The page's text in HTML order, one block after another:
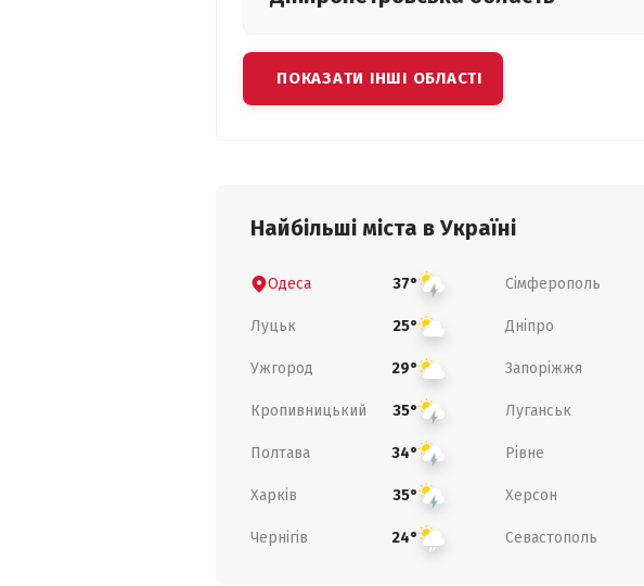
ПОКАЗАТИ ІНШІ ОБЛАСТІ
Найбільші міста в Україні
Одеса 37° Сімферополь
Луцьк 25° Дніпро
Ужгород 29° Запоріжжя
Кропивницький 35° Луганськ
Полтава 34° Рівне
Харків 35° Херсон
Чернігів 24° Севастополь